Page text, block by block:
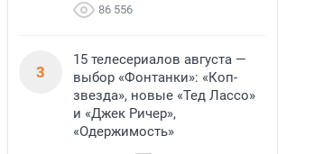
86 556
3
15 телесериалов августа —
выбор «Фонтанки»: «Коп-
звезда», новые «Тед Лассо»
и «Джек Ричер»,
«Одержимость»